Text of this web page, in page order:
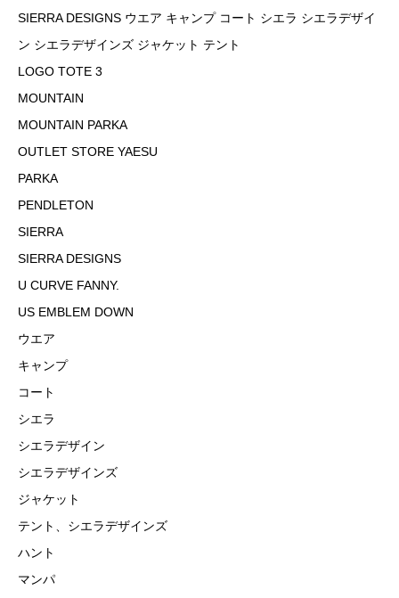
SIERRA DESIGNS ウエア キャンプ コート シエラ シエラデザイ
ン シエラデザインズ ジャケット テント
LOGO TOTE 3
MOUNTAIN
MOUNTAIN PARKA
OUTLET STORE YAESU
PARKA
PENDLETON
SIERRA
SIERRA DESIGNS
U CURVE FANNY.
US EMBLEM DOWN
ウエア
キャンプ
コート
シエラ
シエラデザイン
シエラデザインズ
ジャケット
テント、シエラデザインズ
ハント
マンパ